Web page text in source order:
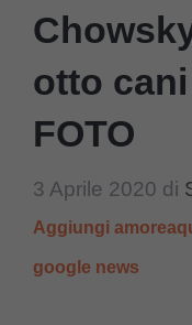
otto
FOTO
3 Aprile 2020 di
Aggiungi
google news